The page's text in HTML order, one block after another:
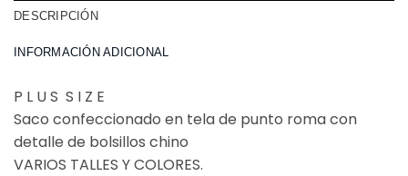
DESCRIPCIÓN
INFORMACIÓN ADICIONAL
P L U S S I Z E
Saco confeccionado en tela de punto roma con
detalle de bolsillos chino
VARIOS TALLES Y COLORES.